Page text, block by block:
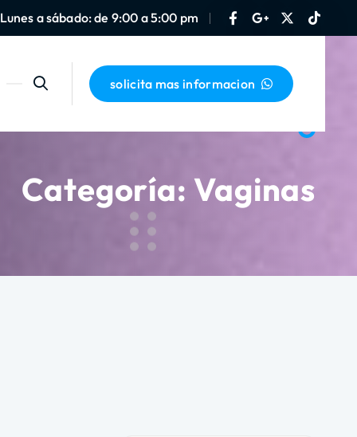
Lunes a sábado: de 9:00 a 5:00 pm
solicita mas informacion
Categoría: Vaginas